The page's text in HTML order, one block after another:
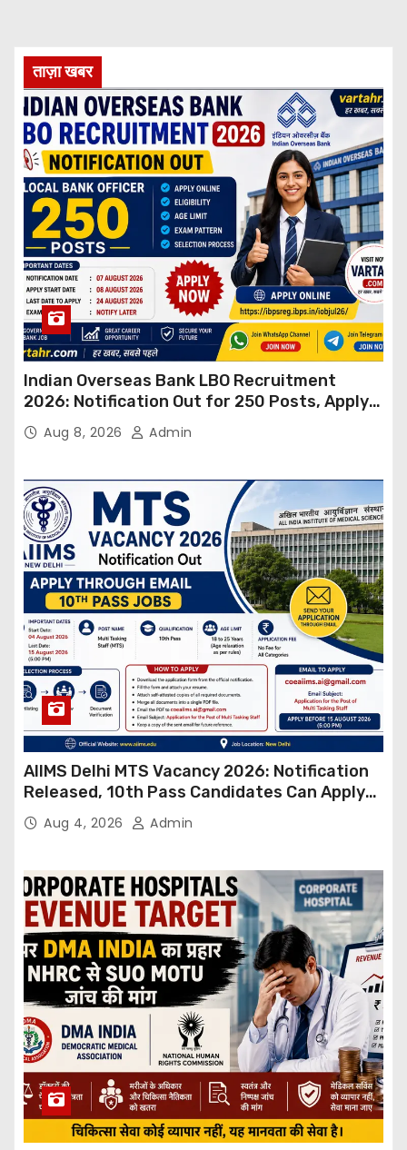
ताज़ा खबर
Indian Overseas Bank LBO Recruitment
2026: Notification Out for 250 Posts, Apply
OnlineAug 8, 2026 Admin
AIIMS Delhi MTS Vacancy 2026: Notification
Released, 10th Pass Candidates Can Apply
Through Email
Aug 4, 2026 Admin